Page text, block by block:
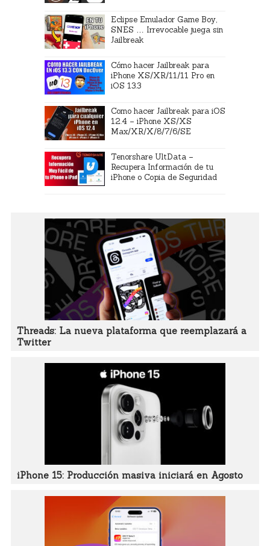
Eclipse Emulador Game Boy,
SNES … Irrevocable juega sin
Jailbreak
Cómo hacer Jailbreak para
iPhone XS/XR/11/11 Pro en
iOS 13.3
Como hacer Jailbreak para iOS
12.4 – iPhone XS/XS
Max/XR/X/8/7/6/SE
Tenorshare UltData –
Recupera Información de tu
iPhone o Copia de Seguridad
Threads: La nueva plataforma que reemplazará a
Twitter
iPhone 15: Producción masiva iniciará en Agosto